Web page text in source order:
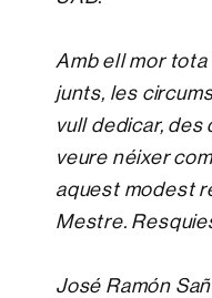
Amb ell mor tota
junts, les
vull dedicar, des
veure néixer
aquest modest
Mestre.
José Ramón